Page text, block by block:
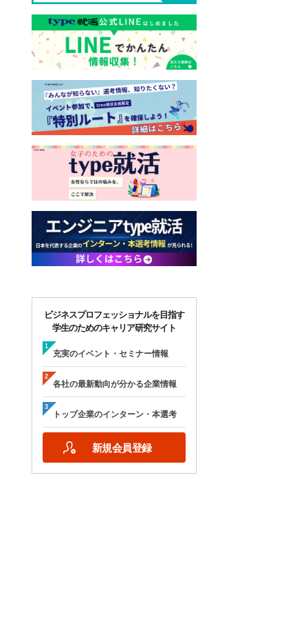
ビジネスプロフェッショナルを目指す
学生のためのキャリア研究サイト
充実のイベント・セミナー情報
各社の最新動向が分かる企業情報
トップ企業のインターン・本選考
新規会員登録